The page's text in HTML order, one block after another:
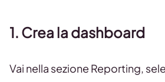
1. Crea la dashboard
Vai nella sezione Reporting,